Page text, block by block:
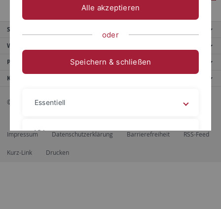
Service
Weitere Angebote
Portale
Kontaktinfo
© 2026 Eberhard Karls Universität Tübingen, Tübingen
Impressum Datenschutzerklärung Barrierefreiheit RSS-Feed
Kurz-Link Drucken
Alle akzeptieren
oder
Speichern & schließen
Essentiell
Videos